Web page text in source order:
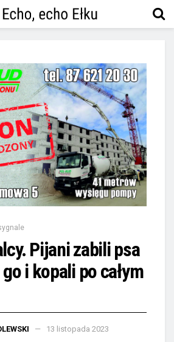
Pijani zabili psa
i kopali po całym
13 listopada 2023